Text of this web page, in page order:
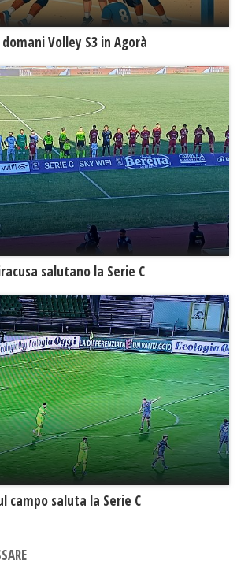
Volley S3 in Agorà
salutano la Serie C
campo saluta la Serie C